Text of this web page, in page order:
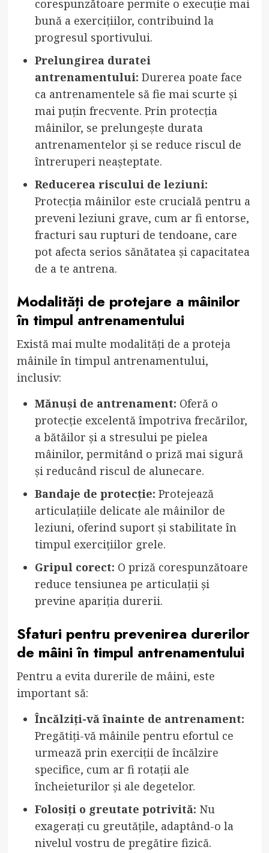
corespunzătoare permite o execuție mai
bună a exercițiilor, contribuind la
progresul sportivului.
Prelungirea duratei
antrenamentului: Durerea poate face
ca antrenamentele să fie mai scurte și
mai puțin frecvente. Prin protecția
mâinilor, se prelungește durata
antrenamentelor și se reduce riscul de
întreruperi neașteptate.
Reducerea riscului de leziuni:
Protecția mâinilor este crucială pentru a
preveni leziuni grave, cum ar fi entorse,
fracturi sau rupturi de tendoane, care
pot afecta serios sănătatea și capacitatea
de a te antrena.
Modalități de protejare a mâinilor
în timpul antrenamentului
Există mai multe modalități de a proteja
mâinile în timpul antrenamentului,
inclusiv:
Mănuși de antrenament: Oferă o
protecție excelentă împotriva frecărilor,
a bătăilor și a stresului pe pielea
mâinilor, permitând o priză mai sigură
și reducând riscul de alunecare.
Bandaje de protecție: Protejează
articulațiile delicate ale mâinilor de
leziuni, oferind suport și stabilitate în
timpul exercițiilor grele.
Gripul corect: O priză corespunzătoare
reduce tensiunea pe articulații și
previne apariția durerii.
Sfaturi pentru prevenirea durerilor
de mâini în timpul antrenamentului
Pentru a evita durerile de mâini, este
important să:
Încălziți-vă înainte de antrenament:
Pregătiți-vă mâinile pentru efortul ce
urmează prin exerciții de încălzire
specifice, cum ar fi rotații ale
încheieturilor și ale degetelor.
Folosiți o greutate potrivită: Nu
exagerați cu greutățile, adaptând-o la
nivelul vostru de pregătire fizică.